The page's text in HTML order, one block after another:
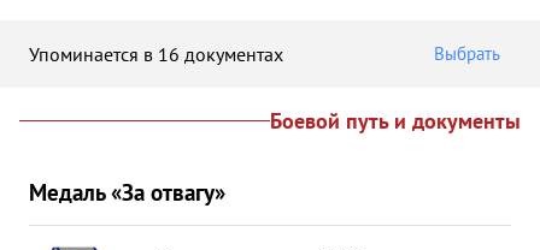
Упоминается в 16 документах Выбрать
Боевой путь и документы
Медаль «За отвагу»